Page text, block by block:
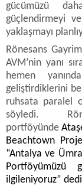
gücümüzü
güçlendirmeyi
yaklaşmayı
Rönesans
AVM’nin yanı
hemen
geliştirdiklerini
ruhsata paralel
söyledi.
portföyünde
Beachtown
“Antalya ve
Portföyümüzü
ilgileniyoruz”